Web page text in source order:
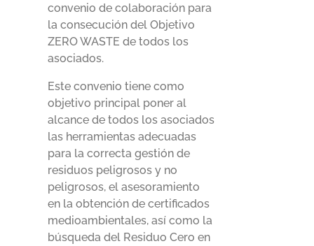
convenio de colaboración para
la consecución del Objetivo
ZERO WASTE de todos los
asociados.
Este convenio tiene como
objetivo principal poner al
alcance de todos los asociados
las herramientas adecuadas
para la correcta gestión de
residuos peligrosos y no
peligrosos, el asesoramiento
en la obtención de certificados
medioambientales, así como la
búsqueda del Residuo Cero en